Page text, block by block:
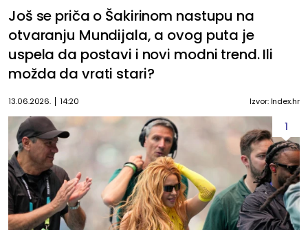
Još se priča o Šakirinom nastupu na
otvaranju Mundijala, a ovog puta je
uspela da postavi i novi modni trend. Ili
možda da vrati stari?
13.06.2026. 14:20 Izvor: Index.hr
1